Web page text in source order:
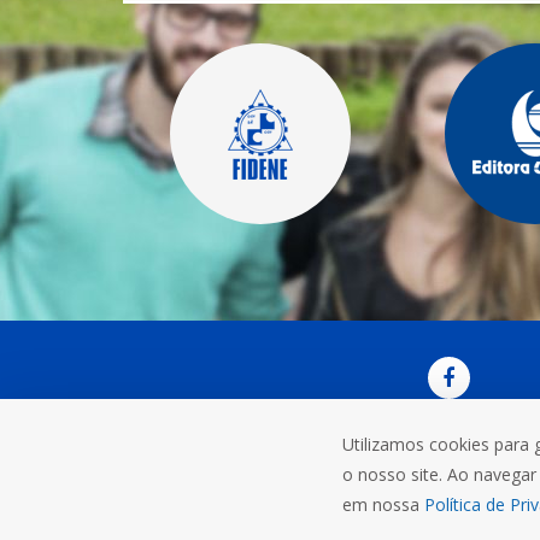
Rua do
Utilizamos cookies para
o nosso site. Ao
em nossa Política de